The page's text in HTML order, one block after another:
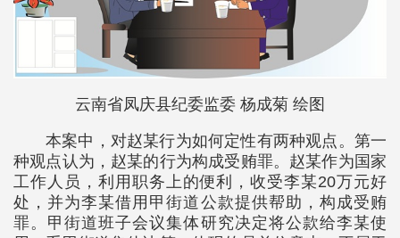
云南省凤庆县纪委监委 杨成菊 绘图
本案中，对赵某行为如何定性有两种观点。第一
种观点认为，赵某的行为构成受贿罪。赵某作为国家
工作人员，利用职务上的便利，收受李某20万元好
处，并为李某借用甲街道公款提供帮助，构成受贿
罪。甲街道班子会议集体研究决定将公款给李某使